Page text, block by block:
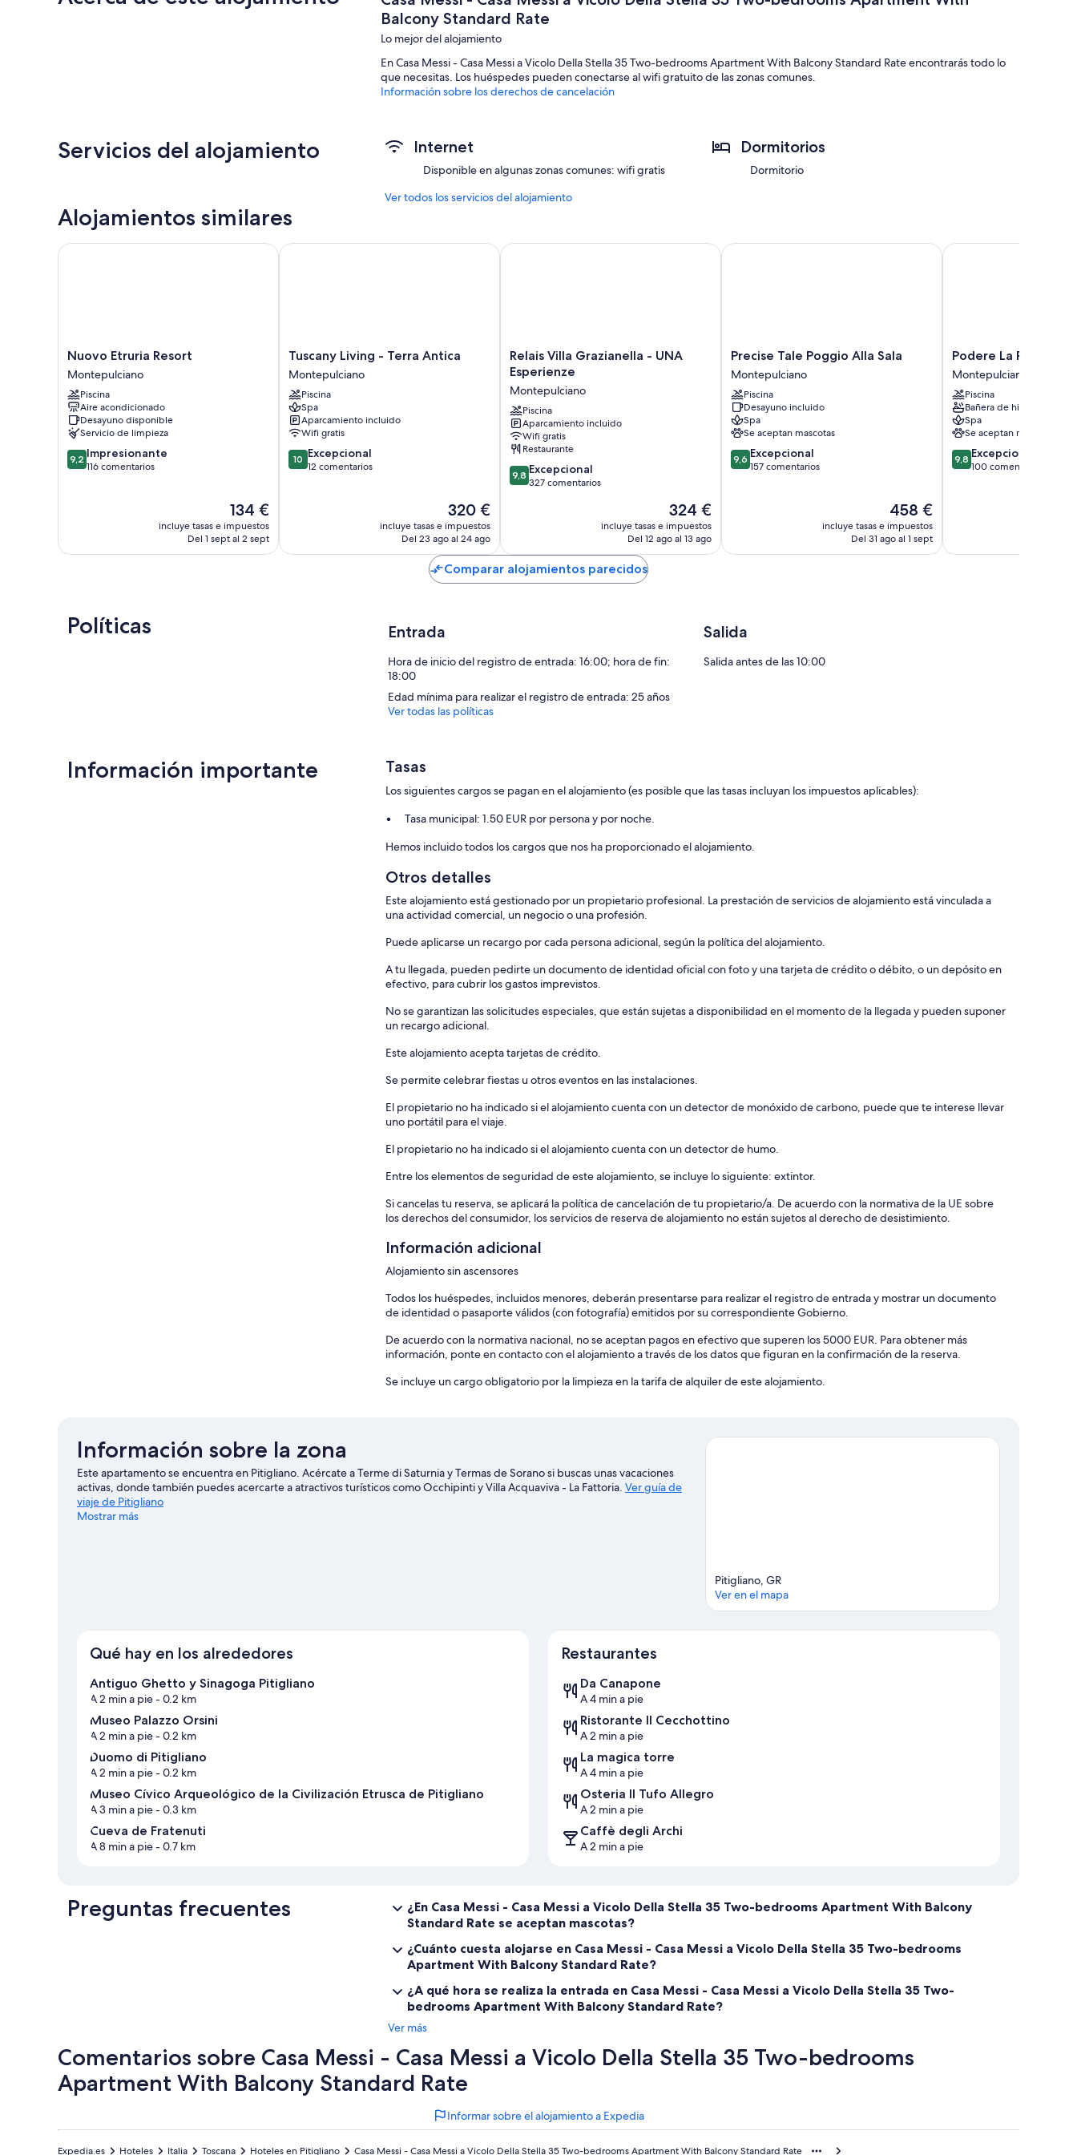
Balcony Standard Rate
Lo mejor del alojamiento
En Casa Messi - Casa Messi a Vicolo Della Stella 35 Two-bedrooms Apartment With Balcony Standard Rate encontrarás todo lo
que necesitas. Los huéspedes pueden conectarse al wifi gratuito de las zonas comunes.
Información sobre los derechos de cancelación
Servicios del alojamiento Internet
Disponible en algunas zonas comunes: wifi gratis
Dormitorios
Dormitorio
Ver todos los servicios del alojamiento
Alojamientos similares
Nuovo
Etruria
Resort
Montepulciano
Nuovo Etruria Resort
Montepulciano
Piscina
Aire acondicionado
Desayuno disponible
Servicio de limpieza
9.2
sobre
9,2 Impresionante
116 comentarios
El
precio
actual
134 €
incluye tasas e impuestos
Del 1 sept al 2 sept
Nuovo Etruria Resort
Tuscany
Living
-
Terra
Antica
Montepulciano
Tuscany Living - Terra Antica
Montepulciano
Piscina
Spa
Aparcamiento incluido
Wifi gratis
10.0
sobre
10 Excepcional
12 comentarios
El
precio
actual
de
320 €
320 €
incluye tasas e impuestos
Del 23 ago al 24 ago
Tuscany Living - Terra Antica
Relais
Villa
Grazianella
-
UNA
Esperienze
Montepulciano
Relais Villa Grazianella - UNA
Esperienze
Montepulciano
Piscina
Aparcamiento incluido
Wifi gratis
Restaurante
9.8
sobre
9,8 Excepcional
327 comentarios
El
precio
actual
324 €
incluye tasas e impuestos
Del 12 ago al 13 ago
Relais Villa Grazianella - UNA Esperienze
Precise
Tale
Poggio
Alla
Sala
Montepulciano
Precise Tale Poggio Alla Sala
Montepulciano
Piscina
Desayuno incluido
Spa
Se aceptan mascotas
9.6
sobre
9,6 Excepcional
157 comentarios
El
precio
actual
458 €
incluye tasas e impuestos
Del 31 ago al 1 sept
Precise Tale Poggio Alla Sala
Podere
La
Rocca
Montepulciano
Podere La Rocca
Montepulciano
Piscina
Bañera de hidromasaje
Spa
Se aceptan mascotas
9.8
sobre
9,8 Excepcional
100 comentarios
Podere La Rocca
Comparar alojamientos parecidos
Políticas Entrada
Hora de inicio del registro de entrada: 16:00; hora de fin:
18:00
Edad mínima para realizar el registro de entrada: 25 años
Salida
Salida antes de las 10:00
Ver todas las políticas
Información importante Tasas
Los siguientes cargos se pagan en el alojamiento (es posible que las tasas incluyan los impuestos aplicables):
Tasa municipal: 1.50 EUR por persona y por noche.
Hemos incluido todos los cargos que nos ha proporcionado el alojamiento.
Otros detalles
Este alojamiento está gestionado por un propietario profesional. La prestación de servicios de alojamiento está vinculada a
una actividad comercial, un negocio o una profesión.
Puede aplicarse un recargo por cada persona adicional, según la política del alojamiento.
A tu llegada, pueden pedirte un documento de identidad oficial con foto y una tarjeta de crédito o débito, o un depósito en
efectivo, para cubrir los gastos imprevistos.
No se garantizan las solicitudes especiales, que están sujetas a disponibilidad en el momento de la llegada y pueden suponer
un recargo adicional.
Este alojamiento acepta tarjetas de crédito.
Se permite celebrar fiestas u otros eventos en las instalaciones.
El propietario no ha indicado si el alojamiento cuenta con un detector de monóxido de carbono, puede que te interese llevar
uno portátil para el viaje.
El propietario no ha indicado si el alojamiento cuenta con un detector de humo.
Entre los elementos de seguridad de este alojamiento, se incluye lo siguiente: extintor.
Si cancelas tu reserva, se aplicará la política de cancelación de tu propietario/a. De acuerdo con la normativa de la UE sobre
los derechos del consumidor, los servicios de reserva de alojamiento no están sujetos al derecho de desistimiento.
Información adicional
Alojamiento sin ascensores
Todos los huéspedes, incluidos menores, deberán presentarse para realizar el registro de entrada y mostrar un documento
de identidad o pasaporte válidos (con fotografía) emitidos por su correspondiente Gobierno.
De acuerdo con la normativa nacional, no se aceptan pagos en efectivo que superen los 5000 EUR. Para obtener más
información, ponte en contacto con el alojamiento a través de los datos que figuran en la confirmación de la reserva.
Se incluye un cargo obligatorio por la limpieza en la tarifa de alquiler de este alojamiento.
Información sobre la zona
Este apartamento se encuentra en Pitigliano. Acércate a Terme di Saturnia y Termas de Sorano si buscas unas vacaciones
activas, donde también puedes acercarte a atractivos turísticos como Occhipinti y Villa Acquaviva - La Fattoria. Ver guía de
viaje de Pitigliano
Mostrar más
Pitigliano, GR
Ver en el mapa
Qué hay en los alrededores
Antiguo Ghetto y Sinagoga Pitigliano
A 2 min a pie- 0.2 km
Museo Palazzo Orsini
A 2 min a pie- 0.2 km
Duomo di Pitigliano
A 2 min a pie- 0.2 km
Museo Cívico Arqueológico de la Civilización Etrusca de Pitigliano
A 3 min a pie- 0.3 km
Cueva de Fratenuti
A 8 min a pie- 0.7 km
Restaurantes
Da Canapone
A 4 min a pie
Ristorante Il Cecchottino
A 2 min a pie
La magica torre
A 4 min a pie
Osteria Il Tufo Allegro
A 2 min a pie
Caffè degli Archi
A 2 min a pie
Preguntas frecuentes
¿En Casa Messi - Casa Messi a Vicolo Della Stella 35 Two-bedrooms Apartment With Balcony
Standard Rate se aceptan mascotas?
¿Cuánto cuesta alojarse en Casa Messi - Casa Messi a Vicolo Della Stella 35 Two-bedrooms
Apartment With Balcony Standard Rate?
¿A qué hora se realiza la entrada en Casa Messi - Casa Messi a Vicolo Della Stella 35 Two-
bedrooms Apartment With Balcony Standard Rate?
Ver más
Comentarios sobre Casa Messi - Casa Messi a Vicolo Della Stella 35 Two-bedrooms
Apartment With Balcony Standard Rate
Informar sobre el alojamiento a Expedia
Casa Messi - Casa Messi a Vicolo Della Stella 35 Two-bedrooms Apartment With Balcony Standard Rate
Hoteles en Pitigliano
Toscana
Italia
Hoteles
Expedia.es